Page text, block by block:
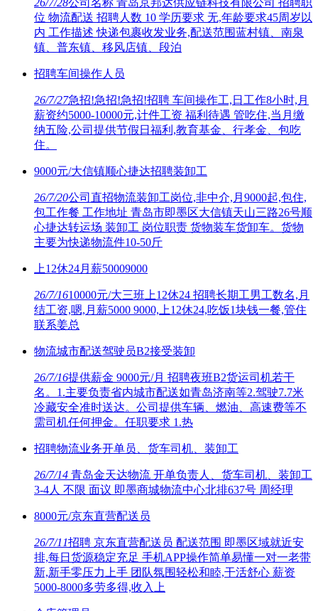
26/7/28公司名称 青岛京邦达供应链科技有限公司 招聘职
位 物流配送 招聘人数 10 学历要求 无,年龄要求45周岁以
内 工作描述 快递包裹收发业务,配送范围蓝村镇、南泉
镇、普东镇、移风店镇、段泊
招聘车间操作人员
26/7/27急招!急招!急招!招聘 车间操作工,日工作8小时,月
薪资约5000-10000元,计件工资 福利待遇 管吃住,当月缴
纳五险,公司提供节假日福利,教育基金、行孝金、包吃
住。
9000元/大信镇顺心捷达招聘装卸工
26/7/20公司直招物流装卸工岗位,非中介,月9000起,包住,
包工作餐 工作地址 青岛市即墨区大信镇天山三路26号顺
心捷达转运场 装卸工 岗位职责 货物装车货卸车。货物
主要为快递物流件10-50斤
上12休24月薪50009000
26/7/1610000元/大三班上12休24 招聘长期工男工数名,月
结工资,嗯,月薪5000 9000,上12休24,吃饭1块钱一餐,管住
联系姜总
物流城市配送驾驶员B2接受装卸
26/7/16提供薪金 9000元/月 招聘夜班B2货运司机若干
名。1.主要负责省内城市配送如青岛济南等2.驾驶7.7米
冷藏安全准时送达。公司提供车辆、燃油、高速费等不
需司机任何押金。任职要求 1.热
招聘物流业务开单员、货车司机、装卸工
26/7/14 青岛金天达物流 开单负责人、货车司机、装卸工
3-4人 不限 面议 即墨商城物流中心北排637号 周经理
8000元/京东直营配送员
26/7/11招聘 京东直营配送员 配送范围 即墨区域就近安
排,每日货源稳定充足 手机APP操作简单易懂一对一老带
新,新手零压力上手 团队氛围轻松和睦,干活舒心 薪资
5000-8000多劳多得,收入上